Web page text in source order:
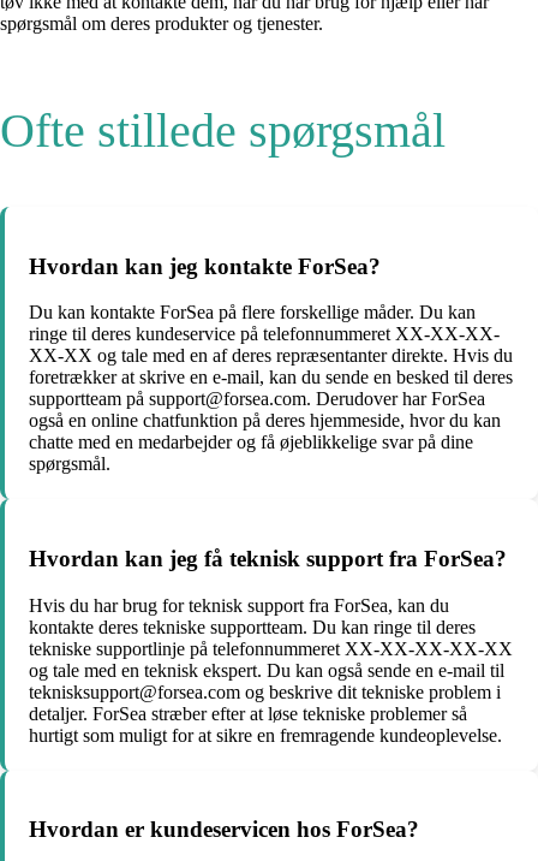
spørgsmål om deres produkter og tjenester.
Ofte stillede spørgsmål
Hvordan kan jeg kontakte ForSea?
Du kan kontakte ForSea på flere forskellige måder. Du kan
ringe til deres kundeservice på telefonnummeret XX-XX-XX-
XX-XX og tale med en af deres repræsentanter direkte. Hvis du
foretrækker at skrive en e-mail, kan du sende en besked til deres
supportteam på support@forsea.com. Derudover har ForSea
også en online chatfunktion på deres hjemmeside, hvor du kan
chatte med en medarbejder og få øjeblikkelige svar på dine
spørgsmål.
Hvordan kan jeg få teknisk support fra ForSea?
Hvis du har brug for teknisk support fra ForSea, kan du
kontakte deres tekniske supportteam. Du kan ringe til deres
tekniske supportlinje på telefonnummeret XX-XX-XX-XX-XX
og tale med en teknisk ekspert. Du kan også sende en e-mail til
teknisksupport@forsea.com og beskrive dit tekniske problem i
detaljer. ForSea stræber efter at løse tekniske problemer så
hurtigt som muligt for at sikre en fremragende kundeoplevelse.
Hvordan er kundeservicen hos ForSea?